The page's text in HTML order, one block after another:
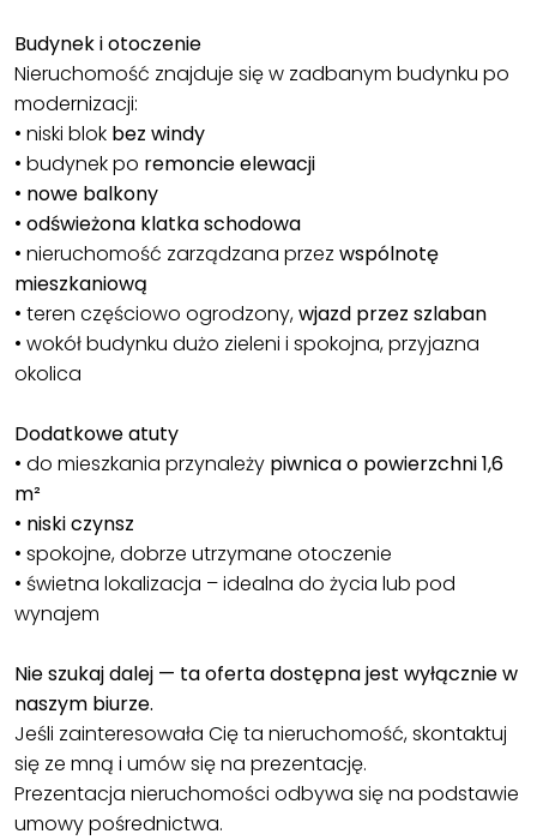
Budynek i otoczenie
Nieruchomość znajduje się w zadbanym budynku po
modernizacji:
• niski blok bez windy
• budynek po remoncie elewacji
• nowe balkony
• odświeżona klatka schodowa
• nieruchomość zarządzana przez wspólnotę
mieszkaniową
• teren częściowo ogrodzony,wjazd przez szlaban
• wokół budynku dużo zieleni i spokojna, przyjazna
okolica
Dodatkowe atuty
• do mieszkania przynależy piwnica o powierzchni 1,6
m²
• niski czynsz
• spokojne, dobrze utrzymane otoczenie
• świetna lokalizacja – idealna do życia lub pod
wynajem
Nie szukaj dalej — ta oferta dostępna jest wyłącznie w
naszym biurze.
Jeśli zainteresowała Cię ta nieruchomość, skontaktuj
się ze mną i umów się na prezentację.
Prezentacja nieruchomości odbywa się na podstawie
umowy pośrednictwa.